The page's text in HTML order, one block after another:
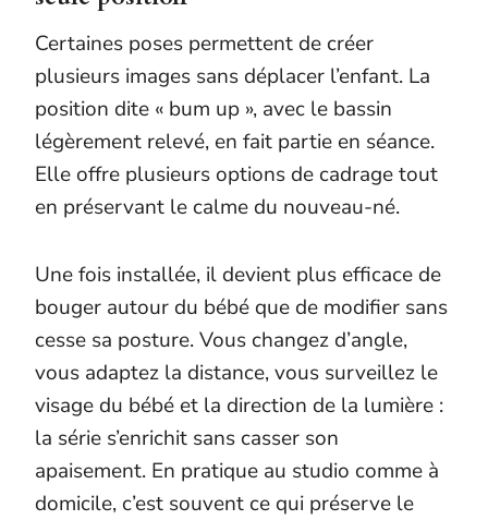
Certaines poses permettent de créer
plusieurs images sans déplacer l’enfant. La
position dite « bum up », avec le bassin
légèrement relevé, en fait partie en séance.
Elle offre plusieurs options de cadrage tout
en préservant le calme du nouveau-né.
Une fois installée, il devient plus efficace de
bouger autour du bébé que de modifier sans
cesse sa posture. Vous changez d’angle,
vous adaptez la distance, vous surveillez le
visage du bébé et la direction de la lumière :
la série s’enrichit sans casser son
apaisement. En pratique au studio comme à
domicile, c’est souvent ce qui préserve le